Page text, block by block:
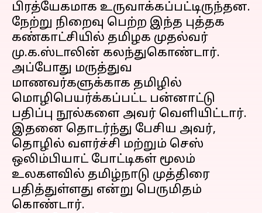
பிரத்யேகமாக உருவாக்கப்பட்டிருந்தன.
நேற்று நிறைவு பெற்ற இந்த புத்தக
கண்காட்சியில் தமிழக முதல்வர்
மு.க.ஸ்டாலின் கலந்துகொண்டார்.
அப்போது மருத்துவ
மாணவர்களுக்காக தமிழில்
மொழிபெயர்க்கப்பட்ட பன்னாட்டு
பதிப்பு நூல்களை அவர் வெளியிட்டார்.
இதனை தொடர்ந்து பேசிய அவர்,
தொழில் வளர்ச்சி மற்றும் செஸ்
ஒலிம்பியாட் போட்டிகள் மூலம்
உலகளவில் தமிழ்நாடு முத்திரை
பதித்துள்ளது என்று பெருமிதம்
கொண்டார்.